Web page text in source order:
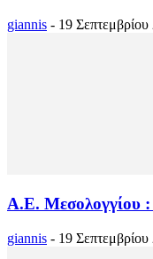
giannis - 19
Α.Ε. Μεσολογγίου :
giannis - 19